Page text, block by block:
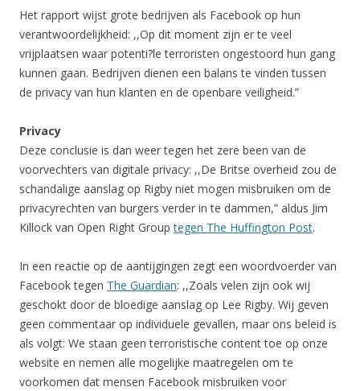
Het rapport wijst grote bedrijven als Facebook op hun
verantwoordelijkheid: ,,Op dit moment zijn er te veel
vrijplaatsen waar potenti?le terroristen ongestoord hun gang
kunnen gaan. Bedrijven dienen een balans te vinden tussen
de privacy van hun klanten en de openbare veiligheid.”
Privacy
Deze conclusie is dan weer tegen het zere been van de
voorvechters van digitale privacy: ,,De Britse overheid zou de
schandalige aanslag op Rigby niet mogen misbruiken om de
privacyrechten van burgers verder in te dammen,” aldus Jim
Killock van Open Right Grouptegen The Huffington Post.
In een reactie op de aantijgingen zegt een woordvoerder van
Facebook tegen The Guardian: ,,Zoals velen zijn ook wij
geschokt door de bloedige aanslag op Lee Rigby. Wij geven
geen commentaar op individuele gevallen, maar ons beleid is
als volgt: We staan geen terroristische content toe op onze
website en nemen alle mogelijke maatregelen om te
voorkomen dat mensen Facebook misbruiken voor